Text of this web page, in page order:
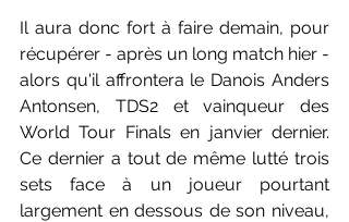
Il aura donc fort à faire demain, pour
récupérer - après un long match hier -
alors qu'il affrontera le Danois Anders
Antonsen, TDS2 et vainqueur des
World Tour Finals en janvier dernier.
Ce dernier a tout de même lutté trois
sets face à un joueur pourtant
largement en dessous de son niveau,